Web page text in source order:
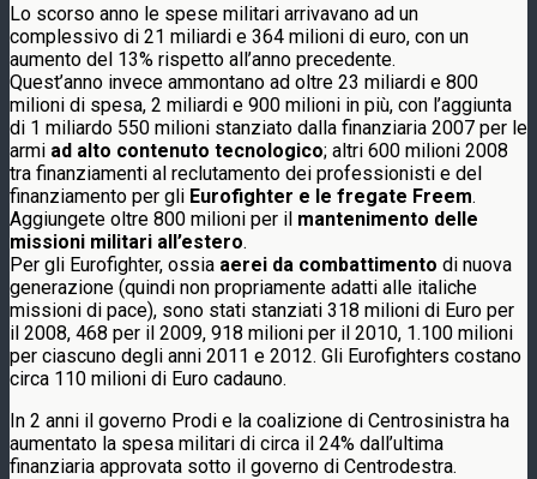
Lo scorso anno le spese militari arrivavano ad un
complessivo di 21 miliardi e 364 milioni di euro, con un
aumento del 13% rispetto all’anno precedente.
Quest’anno invece ammontano ad oltre 23 miliardi e 800
milioni di spesa, 2 miliardi e 900 milioni in più, con l’aggiunta
di 1 miliardo 550 milioni stanziato dalla finanziaria 2007 per le
armi ad alto contenuto tecnologico; altri 600 milioni 2008
tra finanziamenti al reclutamento dei professionisti e del
finanziamento per gli Eurofighter e le fregate Freem.
Aggiungete oltre 800 milioni per il mantenimento delle
missioni militari all’estero.
Per gli Eurofighter, ossia aerei da combattimento di nuova
generazione (quindi non propriamente adatti alle italiche
missioni di pace), sono stati stanziati 318 milioni di Euro per
il 2008, 468 per il 2009, 918 milioni per il 2010, 1.100 milioni
per ciascuno degli anni 2011 e 2012. Gli Eurofighters costano
circa 110 milioni di Euro cadauno.
In 2 anni il governo Prodi e la coalizione di Centrosinistra ha
aumentato la spesa militari di circa il 24% dall’ultima
finanziaria approvata sotto il governo di Centrodestra.